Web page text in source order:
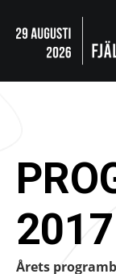
2017
Årets